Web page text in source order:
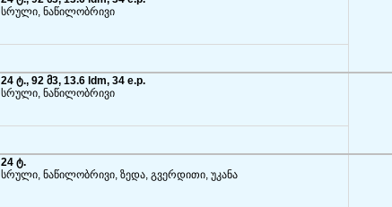
სრული, ნაწილობრივი
24 ტ., 92 მ3, 13.6 ldm, 34 e.p.
სრული, ნაწილობრივი
24 ტ.
სრული, ნაწილობრივი, ზედა, გვერდითი, უკანა